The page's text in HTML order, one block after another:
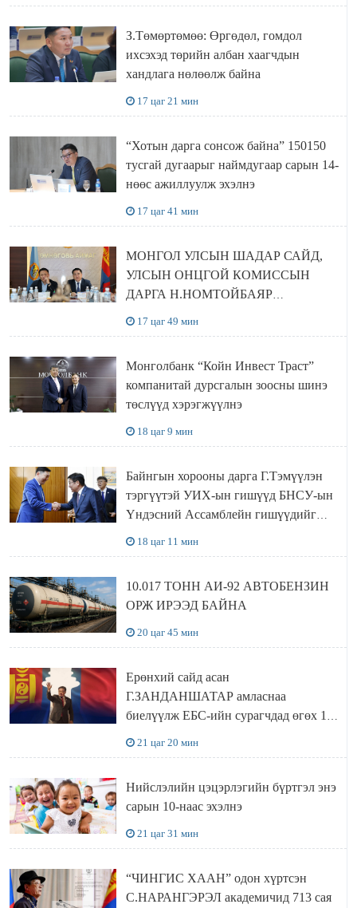
З.Төмөртөмөө: Өргөдөл, гомдол
ихсэхэд төрийн албан хаагчдын
хандлага нөлөөлж байна
17 цаг 21 мин
“Хотын дарга сонсож байна” 150150
тусгай дугаарыг наймдугаар сарын 14-
нөөс ажиллуулж эхэлнэ
17 цаг 41 мин
МОНГОЛ УЛСЫН ШАДАР САЙД,
УЛСЫН ОНЦГОЙ КОМИССЫН
ДАРГА Н.НОМТОЙБАЯР
17 цаг 49 мин
Монголбанк “Койн Инвест Траст”
компанитай дурсгалын зоосны шинэ
төслүүд хэрэгжүүлнэ
18 цаг 9 мин
Байнгын хорооны дарга Г.Тэмүүлэн
тэргүүтэй УИХ-ын гишүүд БНСУ-ын
Үндэсний Ассамблейн гишүүдийг
18 цаг 11 мин
10.017 ТОНН АИ-92 АВТОБЕНЗИН
ОРЖ ИРЭЭД БАЙНА
20 цаг 45 мин
Ерөнхий сайд асан
Г.ЗАНДАНШАТАР амласнаа
биелүүлж ЕБС-ийн сурагчдад өгөх 10.
21 цаг 20 мин
Нийслэлийн цэцэрлэгийн бүртгэл энэ
сарын 10-наас эхэлнэ
21 цаг 31 мин
“ЧИНГИС ХААН” одон хүртсэн
С.НАРАНГЭРЭЛ академичид 713 сая